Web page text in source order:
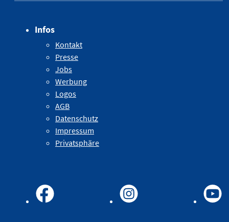
Infos
Kontakt
Presse
Jobs
Werbung
Logos
AGB
Datenschutz
Impressum
Privatsphäre